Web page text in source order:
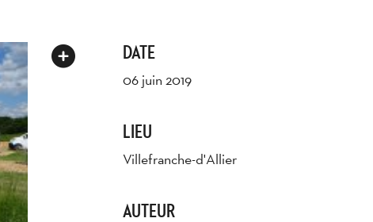
DATE
06 juin 2019
LIEU
Villefranche-d'Allier
AUTEUR